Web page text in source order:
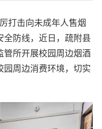
打击向未成年人售烟
全防线，近日，疏附县
管所开展校园周边烟酒
园周边消费环境，切实